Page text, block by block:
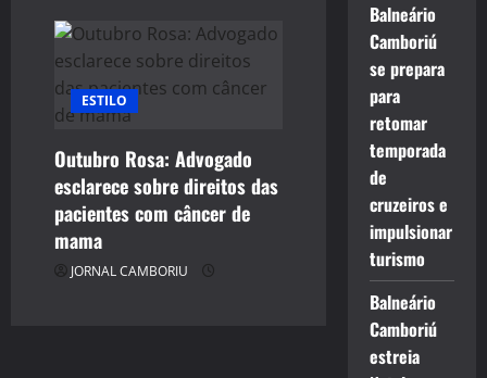
ESTILO
Outubro Rosa: Advogado
esclarece sobre direitos das
pacientes com câncer de
mama
JORNAL CAMBORIU
Balneário
Camboriú
se prepara
para
retomar
temporada
de
cruzeiros e
impulsionar
turismo
Balneário
Camboriú
estreia